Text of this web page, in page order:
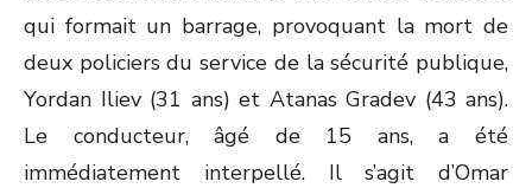
qui formait un barrage, provoquant la mort de
deux policiers du service de la sécurité publique,
Yordan Iliev (31 ans) et Atanas Gradev (43 ans).
Le conducteur, âgé de 15 ans, a été
immédiatement interpellé. Il s’agit d’Omar